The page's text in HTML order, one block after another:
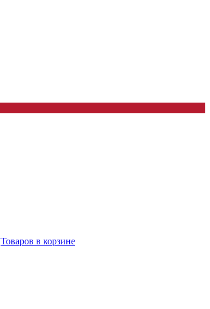
Товаров в корзине